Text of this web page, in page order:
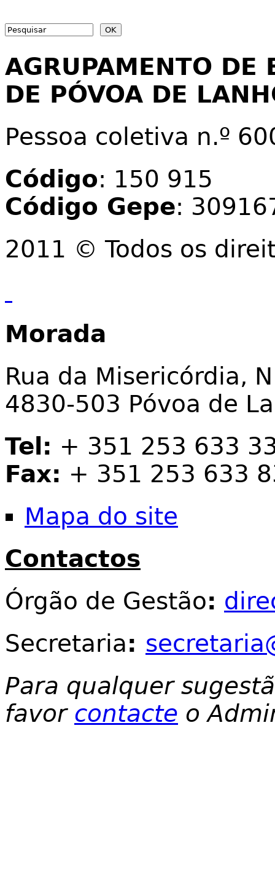
Search form
AGRUPAMENTO DE
DE PÓVOA DE
Pessoa coletiva n.º
Código: 150 915
Código Gepe:
2011 © Todos os
Morada
Rua da Misericórdia,
4830-503 Póvoa de
Tel: + 351 253 633
Fax: + 351 253 633
Mapa do site
Contactos
Órgão de Gestão:
Secretaria:
Para qualquer
favor contacte o